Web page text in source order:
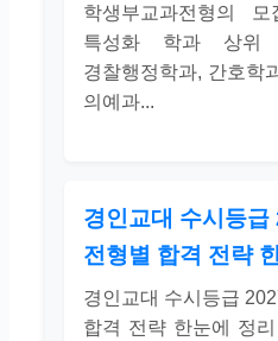
학생부교과전형의
특성화 학과 상
경찰행정학과, 간호학
의예과...
경인교대 수시등
전형별 합격 전략
경인교대 수시등급
합격 전략 한눈에 정